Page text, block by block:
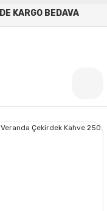
KARGO BEDAVA